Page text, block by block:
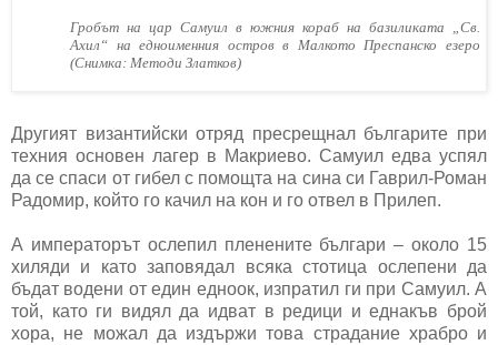
Гробът на цар Самуил в южния кораб на базиликата „Св.
Ахил“ на едноименния остров в Малкото Преспанско езеро
(Снимка: Методи Златков)
Другият византийски отряд пресрещнал българите при
техния основен лагер в Макриево. Самуил едва успял
да се спаси от гибел с помощта на сина си Гаврил-Роман
Радомир, който го качил на кон и го отвел в Прилеп.
А императорът ослепил пленените българи – около 15
хиляди и като заповядал всяка стотица ослепени да
бъдат водени от един едноок, изпратил ги при Самуил. А
той, като ги видял да идват в редици и еднакъв брой
хора, не можал да издържи това страдание храбро и